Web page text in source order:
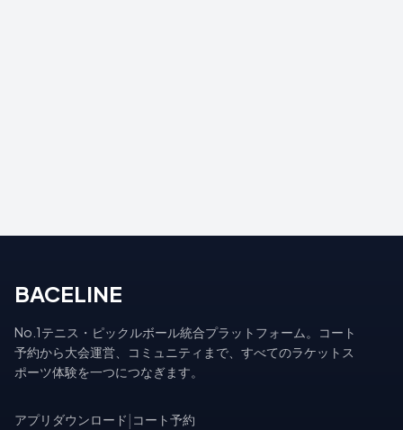
BACELINE
No.1テニス・ピックルボール統合プラットフォーム。コート
予約から大会運営、コミュニティまで、すべてのラケットス
ポーツ体験を一つにつなぎます。
アプリダウンロード コート予約